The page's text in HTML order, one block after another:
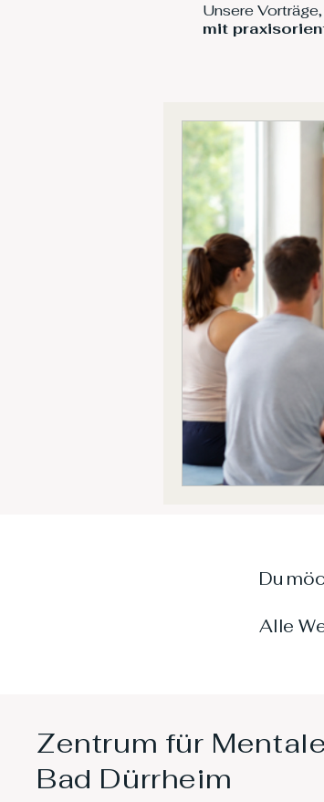
Unsere
mit
Du
Alle
Zentrum für
Bad Dürrheim